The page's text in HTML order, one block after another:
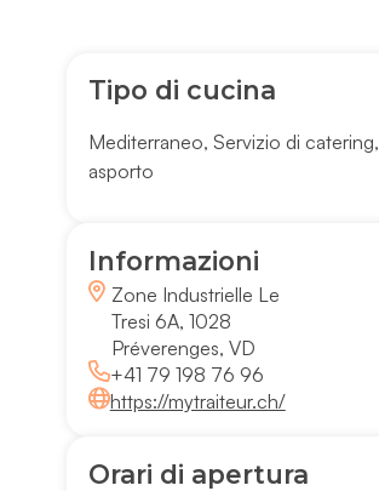
Tipo di cucina
Mediterraneo, Servizio di catering,
asporto
Informazioni
Zone Industrielle Le
Tresi 6A, 1028
Préverenges, VD
+41 79 198 76 96
https://mytraiteur.ch/
Orari di apertura